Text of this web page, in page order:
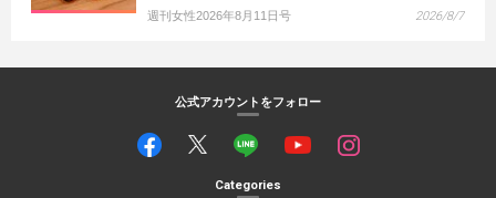
週刊女性2026年8月11日号 2026/8/7
公式アカウントをフォロー
Categories